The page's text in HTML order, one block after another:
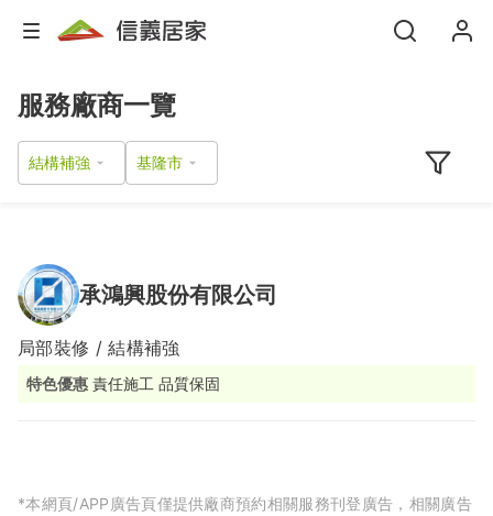
服務廠商一覽
結構補強
承鴻興股份有限公司
局部裝修 / 結構補強
特色優惠 責任施工 品質保固
*本網頁/APP廣告頁僅提供廠商預約相關服務刊登廣告，相關廣告